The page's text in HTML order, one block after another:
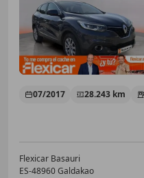
07/2017 28.243 km
Flexicar Basauri
ES-48960 Galdakao